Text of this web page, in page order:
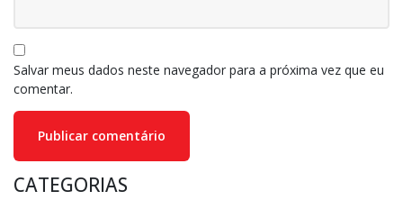
Salvar meus dados neste navegador para a próxima vez que eu
comentar.
CATEGORIAS